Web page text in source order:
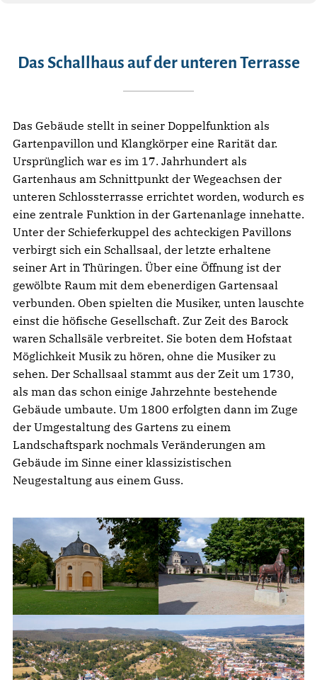
Das Schallhaus auf der unteren Terrasse
Das Gebäude stellt in seiner Doppelfunktion als
Gartenpavillon und Klangkörper eine Rarität dar.
Ursprünglich war es im 17. Jahrhundert als
Gartenhaus am Schnittpunkt der Wegeachsen der
unteren Schlossterrasse errichtet worden, wodurch es
eine zentrale Funktion in der Gartenanlage innehatte.
Unter der Schieferkuppel des achteckigen Pavillons
verbirgt sich ein Schallsaal, der letzte erhaltene
seiner Art in Thüringen. Über eine Öffnung ist der
gewölbte Raum mit dem ebenerdigen Gartensaal
verbunden. Oben spielten die Musiker, unten lauschte
einst die höfische Gesellschaft. Zur Zeit des Barock
waren Schallsäle verbreitet. Sie boten dem Hofstaat
Möglichkeit Musik zu hören, ohne die Musiker zu
sehen. Der Schallsaal stammt aus der Zeit um 1730,
als man das schon einige Jahrzehnte bestehende
Gebäude umbaute. Um 1800 erfolgten dann im Zuge
der Umgestaltung des Gartens zu einem
Landschaftspark nochmals Veränderungen am
Gebäude im Sinne einer klassizistischen
Neugestaltung aus einem Guss.